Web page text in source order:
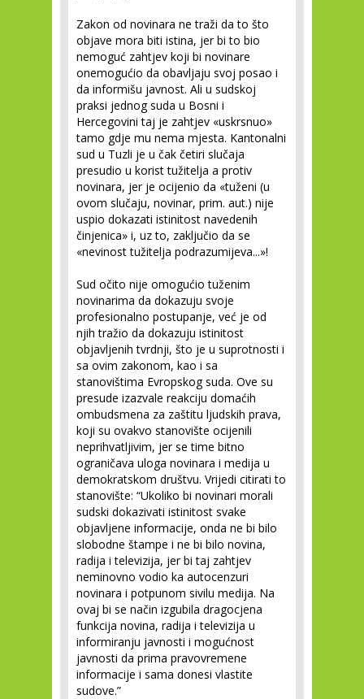
Zakon od novinara ne traži da to što
objave mora biti istina, jer bi to bio
nemoguć zahtjev koji bi novinare
onemogućio da obavljaju svoj posao i
da informišu javnost. Ali u sudskoj
praksi jednog suda u Bosni i
Hercegovini taj je zahtjev «uskrsnuo»
tamo gdje mu nema mjesta. Kantonalni
sud u Tuzli je u čak četiri slučaja
presudio u korist tužitelja a protiv
novinara, jer je ocijenio da «tuženi (u
ovom slučaju, novinar, prim. aut.) nije
uspio dokazati istinitost navedenih
činjenica» i, uz to, zaključio da se
«nevinost tužitelja podrazumijeva...»!
Sud očito nije omogućio tuženim
novinarima da dokazuju svoje
profesionalno postupanje, već je od
njih tražio da dokazuju istinitost
objavljenih tvrdnji, što je u suprotnosti i
sa ovim zakonom, kao i sa
stanovištima Evropskog suda. Ove su
presude izazvale reakciju domaćih
ombudsmena za zaštitu ljudskih prava,
koji su ovakvo stanovište ocijenili
neprihvatljivim, jer se time bitno
ograničava uloga novinara i medija u
demokratskom društvu. Vrijedi citirati to
stanovište: “Ukoliko bi novinari morali
sudski dokazivati istinitost svake
objavljene informacije, onda ne bi bilo
slobodne štampe i ne bi bilo novina,
radija i televizija, jer bi taj zahtjev
neminovno vodio ka autocenzuri
novinara i potpunom sivilu medija. Na
ovaj bi se način izgubila dragocjena
funkcija novina, radija i televizija u
informiranju javnosti i mogućnost
javnosti da prima pravovremene
informacije i sama donesi vlastite
sudove.”